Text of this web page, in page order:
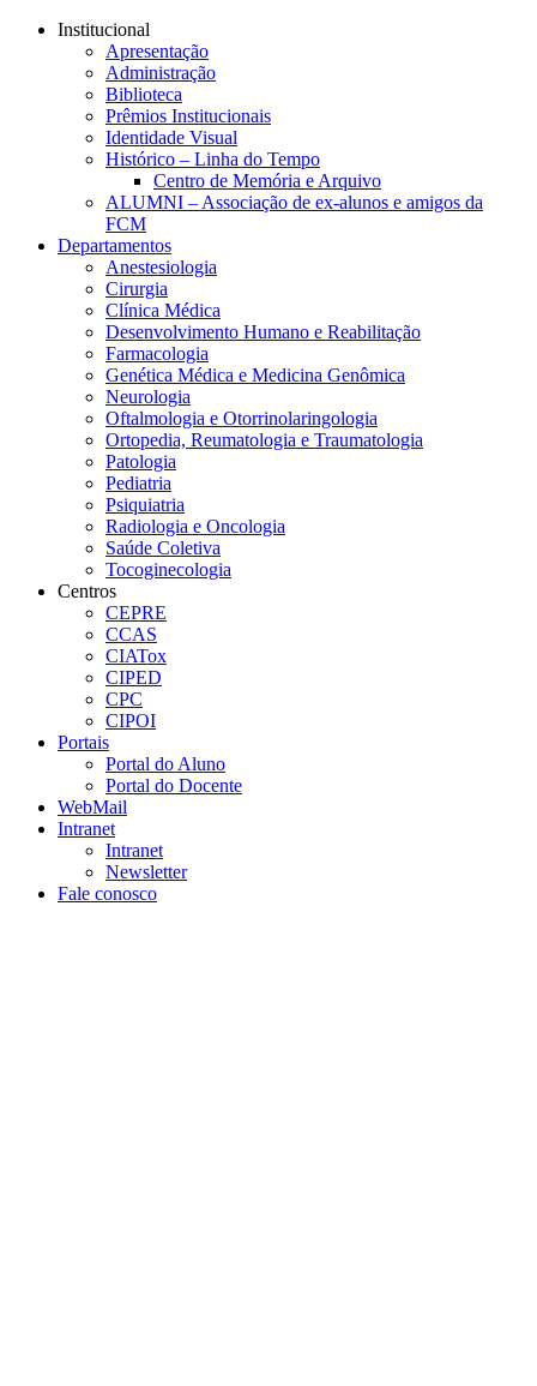
Conteúdo principal
Institucional
Apresentação
Administração
Biblioteca
Prêmios Institucionais
Identidade Visual
Histórico – Linha do Tempo
Centro de Memória e Arquivo
ALUMNI – Associação de ex-alunos e amigos da
FCM
Departamentos
Anestesiologia
Cirurgia
Clínica Médica
Desenvolvimento Humano e Reabilitação
Farmacologia
Genética Médica e Medicina Genômica
Neurologia
Oftalmologia e Otorrinolaringologia
Ortopedia, Reumatologia e Traumatologia
Patologia
Pediatria
Psiquiatria
Radiologia e Oncologia
Saúde Coletiva
Tocoginecologia
Centros
CEPRE
CCAS
CIATox
CIPED
CPC
CIPOI
Portais
Portal do Aluno
Portal do Docente
WebMail
Intranet
Intranet
Newsletter
Fale conosco